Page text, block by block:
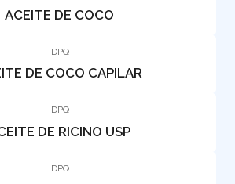
ACEITE DE COCO
DPQ
DE COCO CAPILAR
DPQ
DE RICINO USP
|DPQ